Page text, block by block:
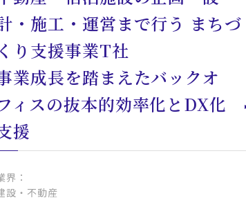
・施工・運営まで行う まちづ
くり支援事業T社
業成長を踏まえたバックオ
ィスの抜本的効率化とDX化
援
界：
設・不動産